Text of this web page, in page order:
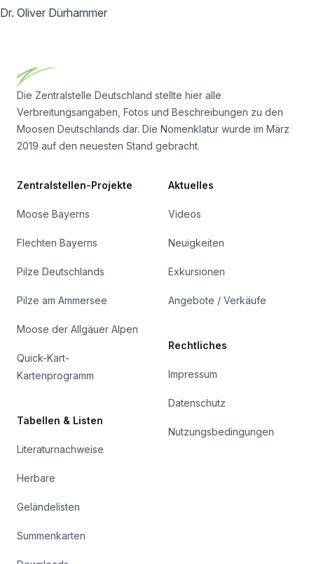
Dr. Oliver Dürhammer
Die Zentralstelle Deutschland stellte hier alle
Verbreitungsangaben, Fotos und Beschreibungen zu den
Moosen Deutschlands dar. Die Nomenklatur wurde im März
2019 auf den neuesten Stand gebracht.
Zentralstellen-Projekte
Moose Bayerns
Flechten Bayerns
Pilze Deutschlands
Pilze am Ammersee
Moose der Allgäuer Alpen
Quick-Kart-
Kartenprogramm
Tabellen & Listen
Literaturnachweise
Herbare
Geländelisten
Summenkarten
Aktuelles
Videos
Neuigkeiten
Exkursionen
Angebote / Verkäufe
Rechtliches
Impressum
Datenschutz
Nutzungsbedingungen